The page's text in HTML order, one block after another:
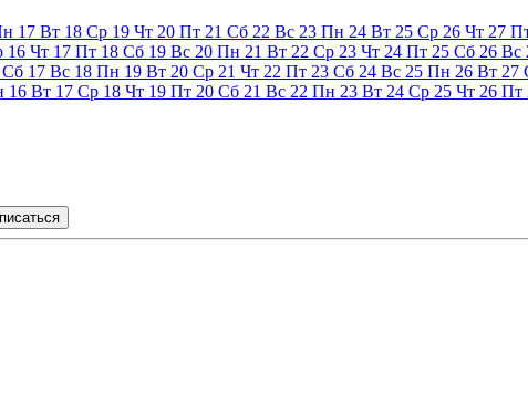
17 Вт 18 Ср 19 Чт 20 Пт 21 Сб 22 Вс 23 Пн 24 Вт 25 Ср 26 Чт 27
16 Чт 17 Пт 18 Сб 19 Вс 20 Пн 21 Вт 22 Ср 23 Чт 24 Пт 25 Сб 26 Вс
Сб 17 Вс 18 Пн 19 Вт 20 Ср 21 Чт 22 Пт 23 Сб 24 Вс 25 Пн 26 Вт 27
16 Вт 17 Ср 18 Чт 19 Пт 20 Сб 21 Вс 22 Пн 23 Вт 24 Ср 25 Чт 26 Пт